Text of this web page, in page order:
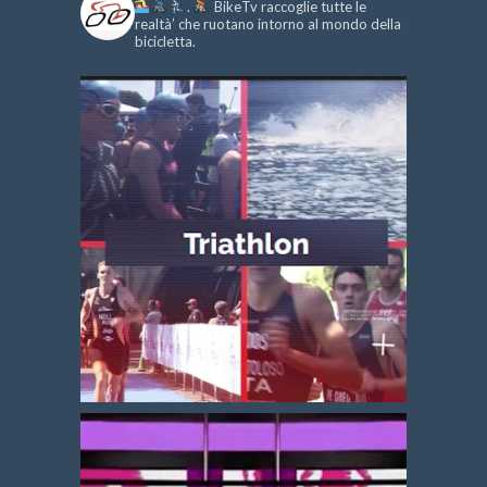
.
BikeTv raccoglie tutte le
realtà’ che ruotano intorno al mondo della
bicicletta.